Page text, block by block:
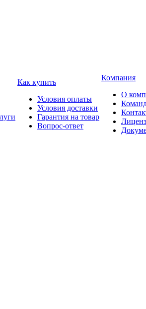
Как купить
Условия оплаты
Условия доставки
Гарантия на товар
Вопрос-ответ
Компания
О